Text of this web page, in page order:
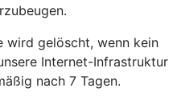
wird gelöscht, wenn kein
Internet-Infrastruktur
nach 7 Tagen.